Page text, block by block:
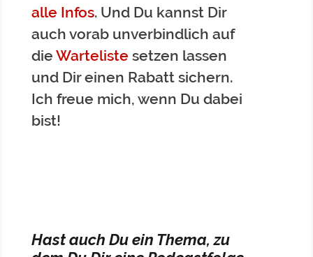
alle Infos. Und Du kannst Dir
auch vorab unverbindlich auf
die Warteliste setzen lassen
und Dir einen Rabatt sichern.
Ich freue mich, wenn Du dabei
bist!
Hast auch Du ein Thema, zu